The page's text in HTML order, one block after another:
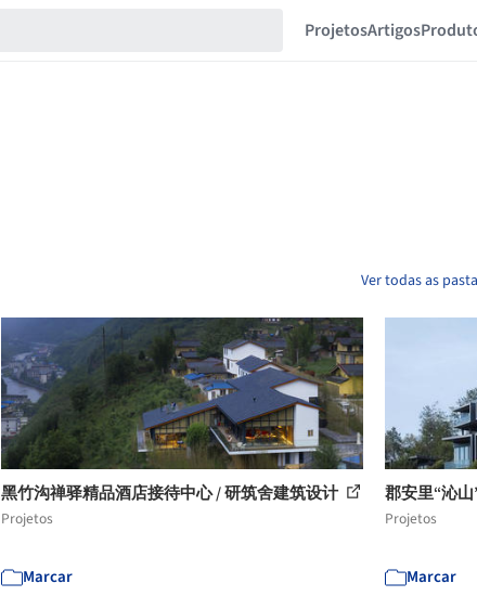
ProjetosArtigos
Ver todas as
黑竹沟禅驿精品酒店接待中心 / 研筑舍建筑设计
Projetos
Marcar
郡安里“沁
Projetos
Marcar